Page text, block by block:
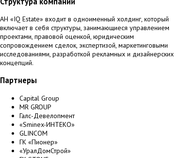
АН «IQ Estate» входит в одноименный холдинг, который
включает в себя структуры, занимающиеся управлением
проектами, правовой оценкой, юридическим
сопровождением сделок, экспертизой, маркетинговыми
исследованиями, разработкой рекламных и дизайнерских
концепций.
Партнеры
Capital Group
MR GROUP
Галс-Девелопмент
«Sminex-ИНТЕКО»
GLINCOM
ГК «Пионер»
«УралДомСтрой»